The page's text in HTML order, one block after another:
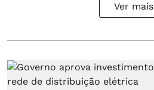
Ver mais